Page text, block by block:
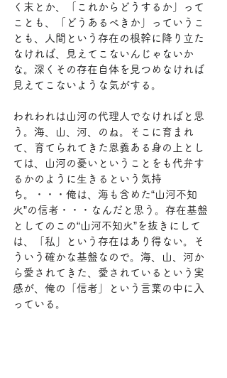
く末とか、「これからどうするか」って
ことも、「どうあるべきか」っていうこ
とも、人間という存在の根幹に降り立た
なければ、見えてこないんじゃないか
な。深くその存在自体を見つめなければ
見えてこないような気がする。
われわれは山河の代理人でなければと思
う。海、山、河、のね。そこに育まれ
て、育てられてきた恩義ある身の上とし
ては、山河の憂いということをも代弁す
るかのように生きるという気持
ち。・・・俺は、海も含めた“山河不知
火”の信者・・・なんだと思う。存在基盤
としてのこの“山河不知火”を抜きにして
は、「私」という存在はあり得ない。そ
ういう確かな基盤なので。海、山、河か
ら愛されてきた、愛されているという実
感が、俺の「信者」という言葉の中に入
っている。